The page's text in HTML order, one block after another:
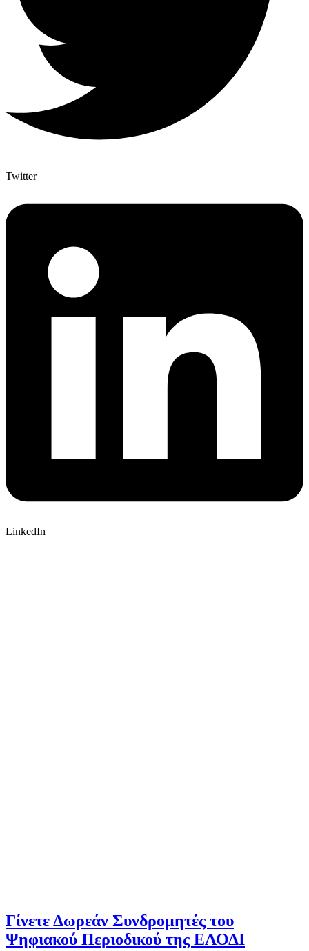
Twitter
LinkedIn
Γίνετε Δωρεάν Συνδρομητές του
Ψηφιακού Περιοδικού της ΕΛΟΔΙ